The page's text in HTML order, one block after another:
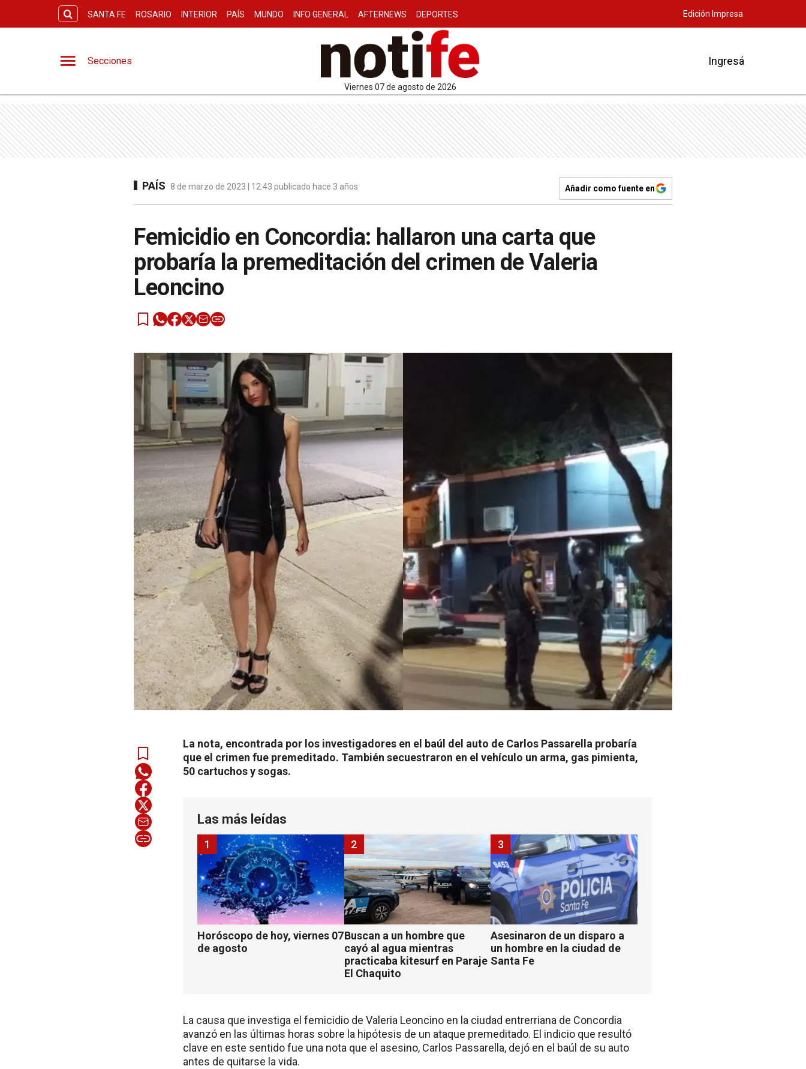
SANTA FE ROSARIO INTERIOR PAÍS MUNDO INFO GENERAL AFTERNEWS DEPORTES Edición Impresa
Secciones
viernes 07 de agosto de 2026
Ingresá
PAÍS 8 de marzo de 2023 | 12:43 publicado hace 3 años Añadir como fuente en
Femicidio en Concordia: hallaron una carta que
probaría la premeditación del crimen de Valeria
Leoncino
La nota, encontrada por los investigadores en el baúl del auto de Carlos Passarella probaría
que el crimen fue premeditado. También secuestraron en el vehículo un arma, gas pimienta,
50 cartuchos y sogas.
Las más leídas
Horóscopo de hoy, viernes 07
de agosto
1
Buscan a un hombre que
cayó al agua mientras
practicaba kitesurf en Paraje
El Chaquito
2
Asesinaron de un disparo a
un hombre en la ciudad de
Santa Fe
3
La causa que investiga el femicidio de Valeria Leoncino en la ciudad entrerriana de Concordia
avanzó en las últimas horas sobre la hipótesis de un ataque premeditado. El indicio que resultó
clave en este sentido fue una nota que el asesino, Carlos Passarella, dejó en el baúl de su auto
antes de quitarse la vida.